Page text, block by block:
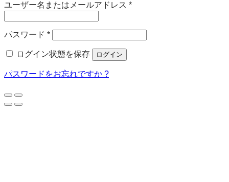
ユーザー名またはメールアドレス *必
パスワード *必
ログイン状態を保存
ログイン
パスワードをお忘れですか ?